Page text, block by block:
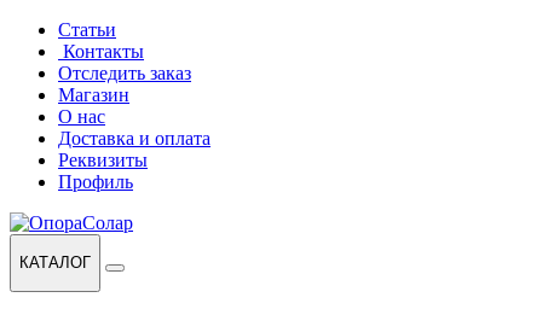
Перейти
навигации
Перейти
содержанию
Статьи
Контакты
Отследить заказ
Магазин
О нас
Доставка и оплата
Реквизиты
Профиль
КАТАЛОГ